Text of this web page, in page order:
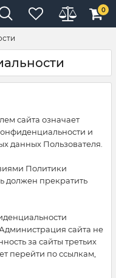
0
сайта означает
и
данных Пользователя.
Политики
должен прекратить
сайта не
за сайты третьих
перейти по ссылкам,